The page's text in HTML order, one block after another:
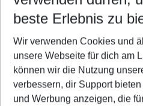
5-8
2 Erwachsene Keine Kinder
Mehr Filter
beste Erlebnis zu
Wir verwenden Cookies und
unsere Webseite für dich am
können wir die Nutzung
verbessern, dir Support
und Werbung anzeigen, die